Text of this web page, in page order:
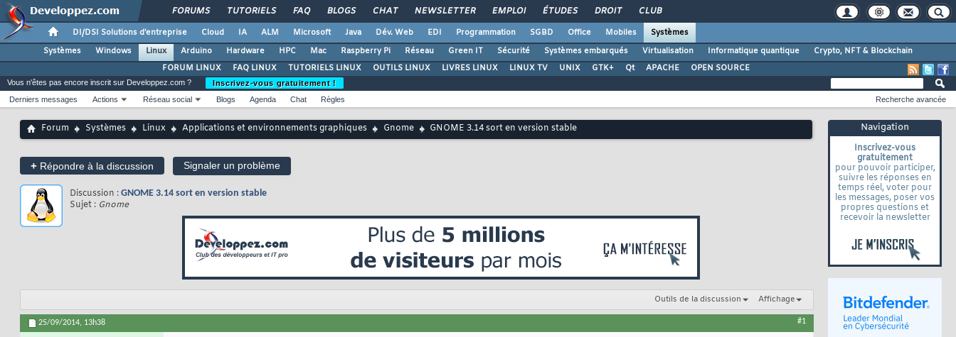
FORUMS TUTORIELS FAQ BLOGS CHAT NEWSLETTER EMPLOI ÉTUDES DROIT CLUB
DI/DSI Solutions d'entreprise Cloud IA ALM Microsoft Java Dév. Web EDI Programmation SGBD Office Mobiles
Systèmes
Systèmes
Windows Linux Arduino Hardware HPC Mac Raspberry Pi Réseau Green IT Sécurité Systèmes embarqués Virtualisation Informatique quantique
Crypto, NFT & Blockchain
FORUM LINUX
FAQ LINUX TUTORIELS LINUX OUTILS LINUX LIVRES LINUX LINUX TV UNIX GTK+ Qt APACHE OPEN SOURCE
Navigation
Inscrivez-vous
gratuitement
pour pouvoir participer,
suivre les réponses en
temps réel, voter pour
les messages, poser vos
propres questions et
recevoir la newsletter
Vous n'êtes pas encore inscrit sur Developpez.com ?
Inscrivez-vous gratuitement !
Derniers messages
Actions Réseau social Blogs Agenda Chat Règles Recherche avancée
Forum Systèmes Linux Applications et environnements graphiques Gnome GNOME 3.14 sort en version stable
+ Répondre à la discussion Signaler un problème
Discussion : GNOME 3.14 sort en version stable
Sujet : Gnome
Outils de la discussion Affichage
25/09/2014, 13h38 #1